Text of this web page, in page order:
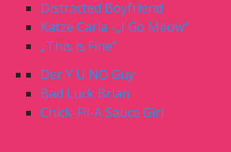
Distracted Boyfriend
Katze Carla -„I Go Meow“
„This is Fine“
Der Y U NO Guy
Bad Luck Brian
Chick-Fil-A Sauce Girl